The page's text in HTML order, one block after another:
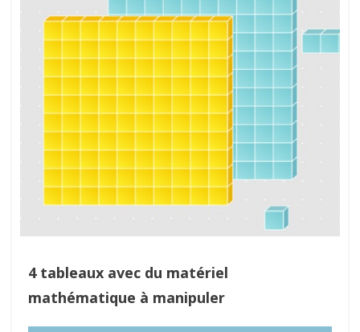
4 tableaux avec du matériel
mathématique à manipuler